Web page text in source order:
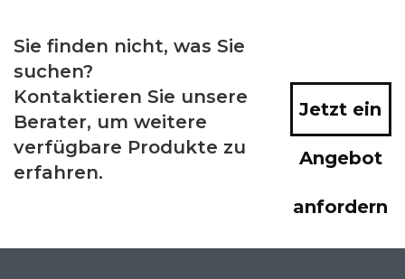
Sie finden nicht, was Sie
suchen?
Kontaktieren Sie unsere
Berater, um weitere
verfügbare Produkte zu
erfahren.
Jetzt ein
Angebot
anfordern